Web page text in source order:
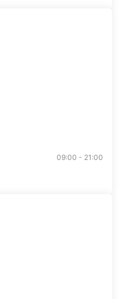
09:00 - 21:00